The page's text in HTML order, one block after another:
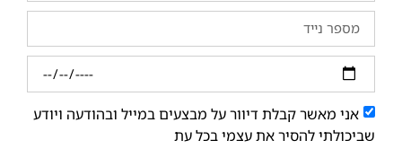
אני מאשר קבלת דיוור על מבצעים במייל ובהודעה ויודע
שביכולתי להסיר את עצמי בכל עת